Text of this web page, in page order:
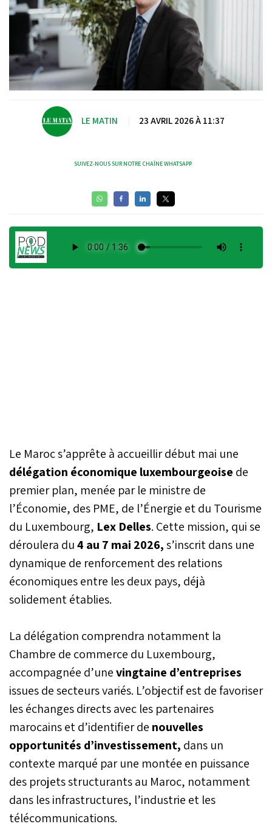
LE MATIN 23 AVRIL 2026 À 11:37
SUIVEZ-NOUS SUR NOTRE CHAÎNE WHATSAPP
Le Maroc s’apprête à accueillir début mai une
délégation économique luxembourgeoise de
premier plan, menée par le ministre de
l’Économie, des PME, de l’Énergie et du Tourisme
du Luxembourg, Lex Delles. Cette mission, qui se
déroulera du4 au 7 mai 2026,s’inscrit dans une
dynamique de renforcement des relations
économiques entre les deux pays, déjà
solidement établies.
La délégation comprendra notamment la
Chambre de commerce du Luxembourg,
accompagnée d’unevingtaine d’entreprises
issues de secteurs variés. L’objectif est de favoriser
les échanges directs avec les partenaires
marocains et d’identifier de nouvelles
opportunités d’investissement, dans un
contexte marqué par une montée en puissance
des projets structurants au Maroc, notamment
dans les infrastructures, l’industrie et les
télécommunications.